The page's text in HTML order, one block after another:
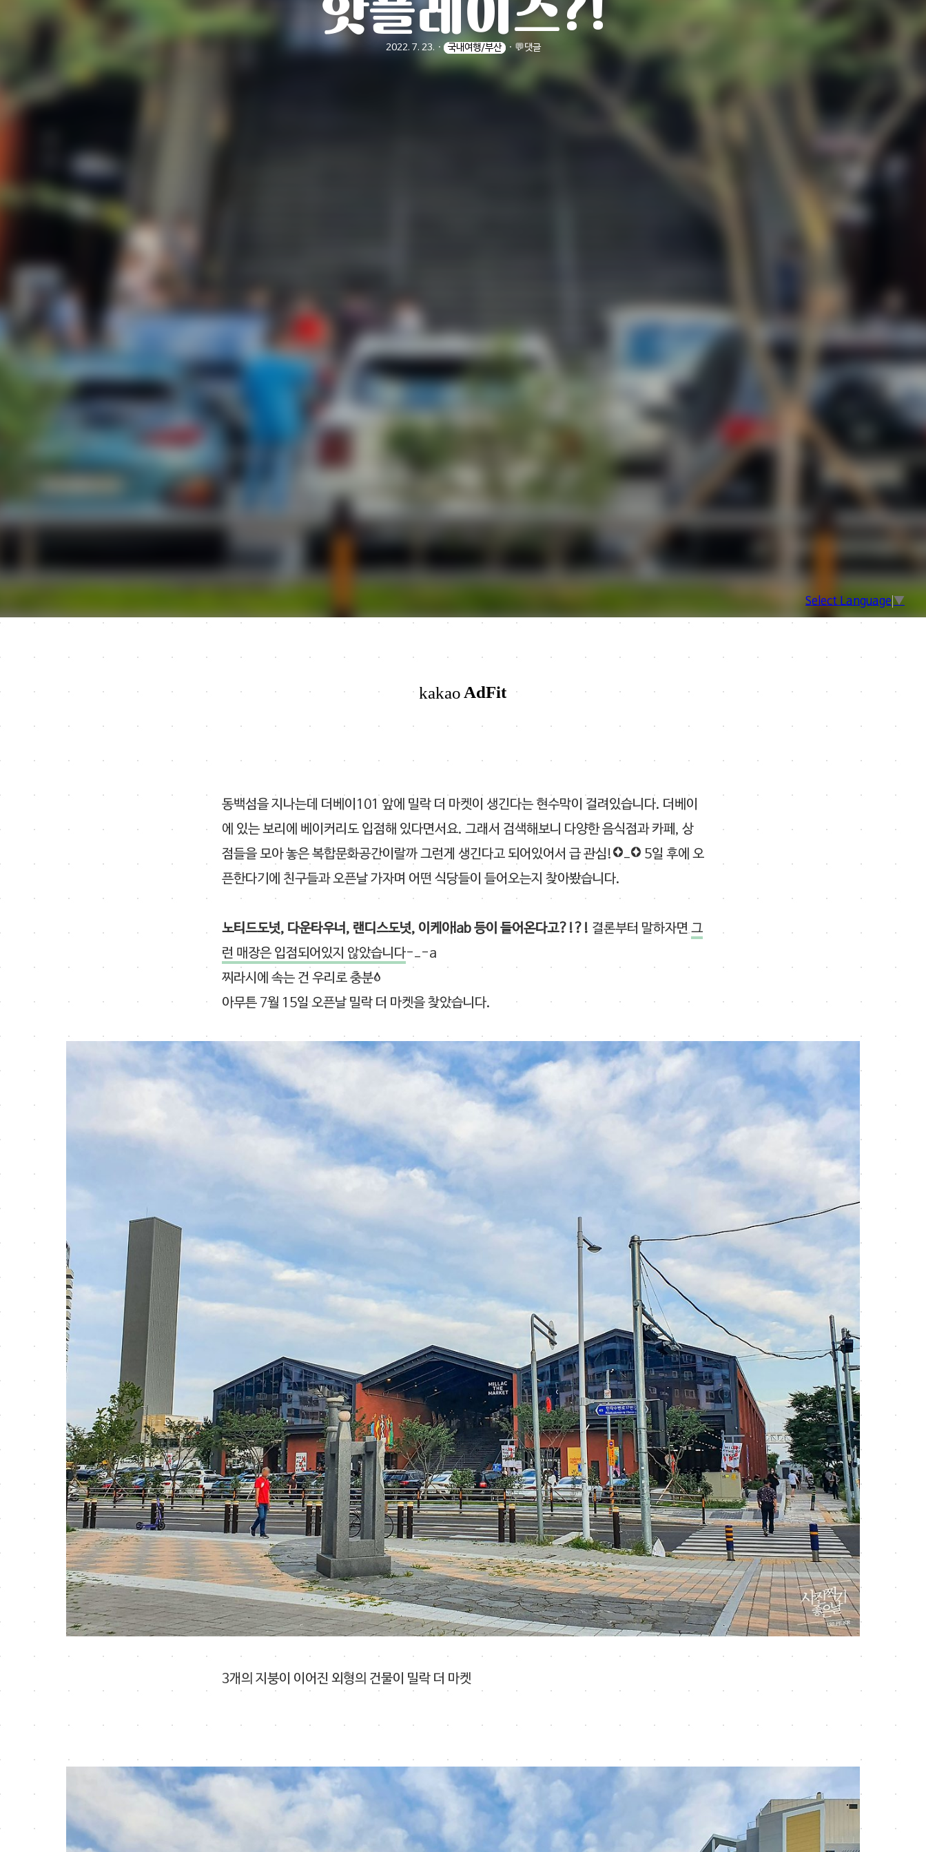
핫플레이스?!
2022. 7. 23. ㆍ 국내여행/부산 ㆍ 💬댓글
Select Language ▼
동백섬을 지나는데 더베이101 앞에 밀락 더 마켓이 생긴다는 현수막이 걸려있습니다. 더베이
에 있는 보리에 베이커리도 입점해 있다면서요. 그래서 검색해보니 다양한 음식점과 카페, 상
점들을 모아 놓은 복합문화공간이랄까 그런게 생긴다고 되어있어서 급 관심!*_* 5일 후에 오
픈한다기에 친구들과 오픈날 가자며 어떤 식당들이 들어오는지 찾아봤습니다.
노티드도넛, 다운타우너, 랜디스도넛, 이케아lab 등이 들어온다고?!?! 결론부터 말하자면그
런 매장은 입점되어있지 않았습니다-_-a
찌라시에 속는 건 우리로 충분;
아무튼 7월 15일 오픈날 밀락 더 마켓을 찾았습니다.
3개의 지붕이 이어진 외형의 건물이 밀락 더 마켓